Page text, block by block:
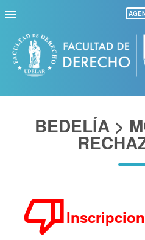
al
BEDELÍA >
thumb_down